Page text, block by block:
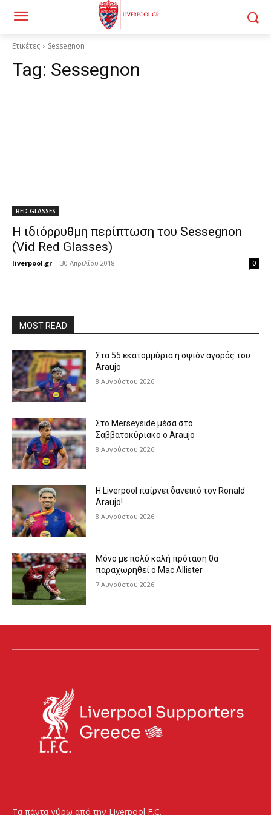
Ετικέτες Sessegnon
Tag: Sessegnon
RED GLASSES
Η ιδιόρρυθμη περίπτωση του Sessegnon
(Vid Red Glasses)
liverpool.gr - 30 Απριλίου 2018 0
MOST READ
Στα 55 εκατομμύρια η οψιόν αγοράς του
Araujo
8 Αυγούστου 2026
Στο Merseyside μέσα στο
Σαββατοκύριακο ο Araujo
8 Αυγούστου 2026
Η Liverpool παίρνει δανεικό τον Ronald
Araujo!
8 Αυγούστου 2026
Μόνο με πολύ καλή πρόταση θα
παραχωρηθεί ο Mac Allister
7 Αυγούστου 2026
Τα πάντα γύρω από την Liverpool F.C.